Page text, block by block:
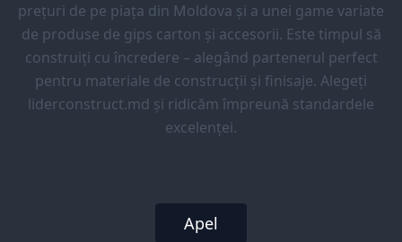
prețuri de pe piața din Moldova și a unei game variate
de produse de gips carton și accesorii. Este timpul să
construiți cu încredere – alegând partenerul perfect
pentru materiale de construcții și finisaje. Alegeți
liderconstruct.md și ridicăm împreună standardele
excelenței.
Apel